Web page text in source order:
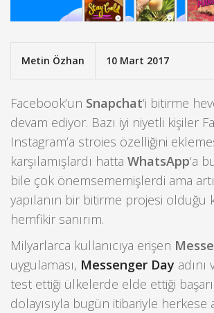
Metin Özhan 10 Mart 2017
Facebook’un Snapchat‘i bitirme
devam ediyor. Bazı iyi niyetli kişiler
Instagram’a stroies özelliğini
karşılamışlardı hatta WhatsApp‘a
bile çok önemsememişlerdi ama
yapılanın bir bitirme projesi olduğu
hemfikir sanırım.
Milyarlarca kullanıcıya erişen
uygulaması, Messenger Day
test ettiği ülkelerde elde ettiği
dolayısıyla bugün itibariyle herkese